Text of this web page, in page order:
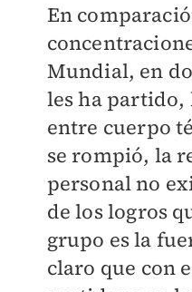
En
Mundial, en
les ha
entre cuerpo
se rompió, la
personal no
de los logros
grupo es la
claro que con